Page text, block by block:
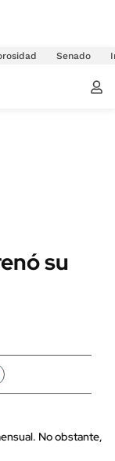
Senado
su
No obstante,